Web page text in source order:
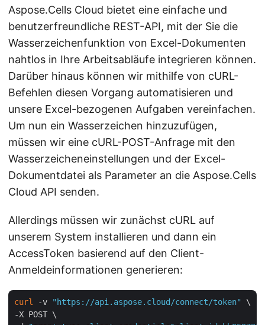
Aspose.Cells Cloud bietet eine einfache und
benutzerfreundliche REST-API, mit der Sie die
Wasserzeichenfunktion von Excel-Dokumenten
nahtlos in Ihre Arbeitsabläufe integrieren können.
Darüber hinaus können wir mithilfe von cURL-
Befehlen diesen Vorgang automatisieren und
unsere Excel-bezogenen Aufgaben vereinfachen.
Um nun ein Wasserzeichen hinzuzufügen,
müssen wir eine cURL-POST-Anfrage mit den
Wasserzeicheneinstellungen und der Excel-
Dokumentdatei als Parameter an die Aspose.Cells
Cloud API senden.
Allerdings müssen wir zunächst cURL auf
unserem System installieren und dann ein
AccessToken basierend auf den Client-
Anmeldeinformationen generieren:
curl -v "https://api.aspose.cloud/connect/token"
\
-X POST \